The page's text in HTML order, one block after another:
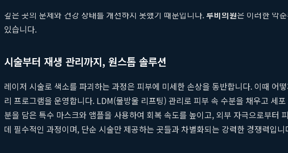
깊은 곳의 문제와 건강 상태를 개선하지 못했기 때문입니다.루비의원은 이러한 악
있습니다.
시술부터 재생 관리까지, 원스톱 솔루션
레이저 시술로 색소를 파괴하는 과정은 피부에 미세한 손상을 동반합니다. 이때
리 프로그램을 운영합니다. LDM(물방울 리프팅) 관리로 피부 속 수분을 채우고 세
분을 담은 특수 마스크와 앰플을 사용하여 회복 속도를 높이고, 외부 자극으로부터
데 필수적인 과정이며, 단순 시술만 제공하는 곳들과 차별화되는 강력한 경쟁력입니